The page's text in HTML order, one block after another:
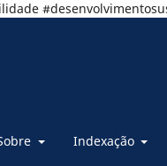
Indexação